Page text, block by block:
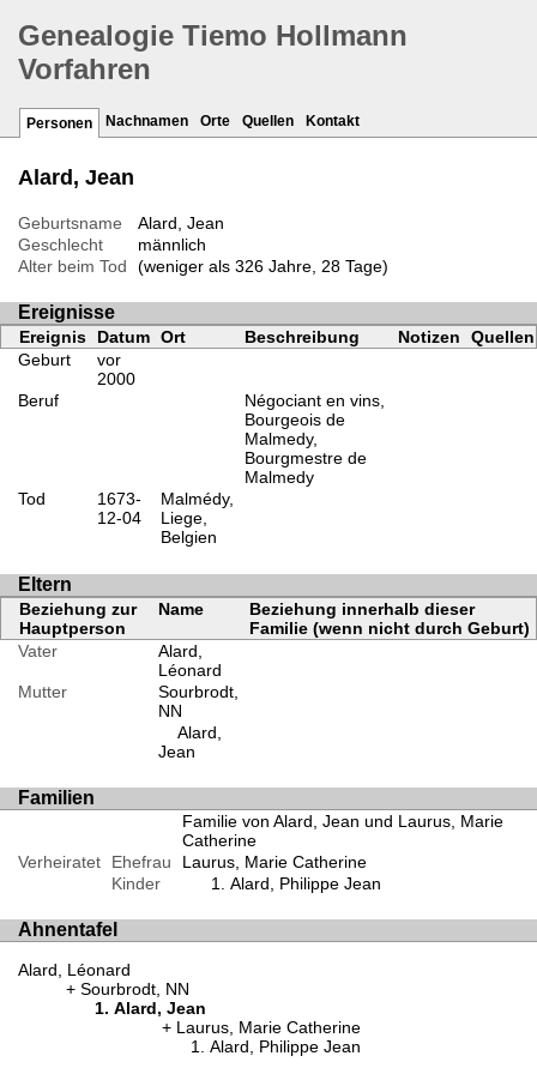
Genealogie Tiemo Hollmann
Vorfahren
Personen Nachnamen Orte Quellen Kontakt
Alard, Jean
Geburtsname
Alard, Jean
Geschlecht
männlich
Alter beim Tod
(weniger als 326 Jahre, 28 Tage)
Ereignisse
Ereignis Datum Ort Beschreibung Notizen
Quellen
Geburt
vor
2000
Beruf
Négociant en vins,
Bourgeois de
Malmedy,
Bourgmestre de
Malmedy
Tod
1673-
12-04
Malmédy,
Liege,
Belgien
Eltern
Beziehung zur
Hauptperson
Name
Beziehung innerhalb dieser
Familie (wenn nicht durch Geburt)
Vater
Alard,
Léonard
Mutter
Sourbrodt,
NN
Alard,
Jean
Familien
Familie von Alard, Jean und Laurus, Marie
Catherine
Verheiratet
Ehefrau
Laurus, Marie Catherine
Kinder
Alard, Philippe Jean
Ahnentafel
Alard, Léonard
Sourbrodt, NN
Alard, Jean
Laurus, Marie Catherine
Alard, Philippe Jean